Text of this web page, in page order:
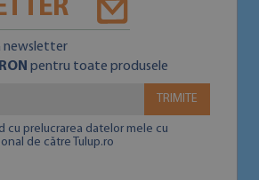
newsletter
pentru toate produsele
TRIMITE
cu prelucrarea datelor mele cu
de către Tulup.ro